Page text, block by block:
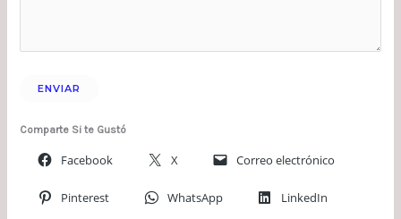
Comparte Si te Gustó
Facebook X Correo electrónico
Pinterest WhatsApp LinkedIn